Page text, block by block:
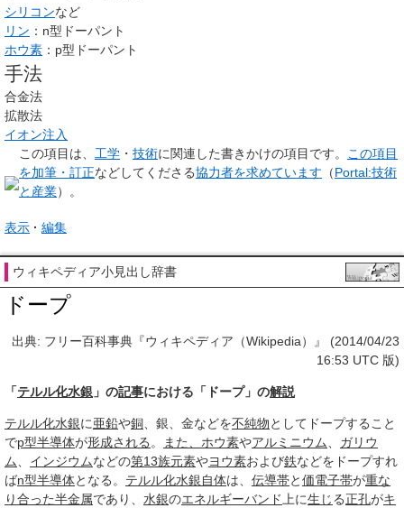
シリコンなど
リン ：n型ドーパント
ホウ素 ：p型ドーパント
手法
合金法
拡散法
イオン注入
この項目は、 工学 ・ 技術に関連した書きかけの項目 です。
この項目
を加筆・訂正などしてくださる協力者を求めています （Portal:技術
と産業）。
表示 編集
ウィキペディア小見出し辞書
ドープ
出典: フリー百科事典『ウィキペディア（Wikipedia）』 (2014/04/23
16:53 UTC 版)
「テルル化水銀 」の記事における「ドープ」の解説
テルル化水銀に亜鉛や銅 、銀、金などを不純物としてドープすること
でp型半導体が形成される 。 また、 ホウ素やアルミニウム
ガリウ
ム
インジウムなどの第13族元素やヨウ素および鉄などをドープすれ
ばn型半導体となる。 テルル化水銀自体は、 伝導帯と価電子帯が重な
り合った半金属であり、 水銀のエネルギーバンド 上に生じる正孔がキ